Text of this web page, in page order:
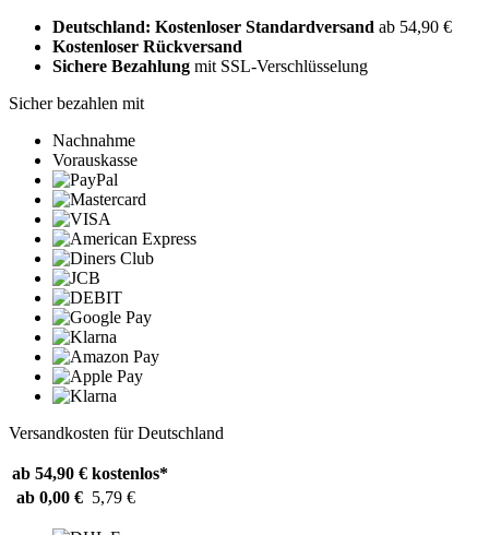
Deutschland: Kostenloser Standardversand ab 54,90 €
Kostenloser Rückversand
Sichere Bezahlung mit SSL-Verschlüsselung
Sicher bezahlen mit
Nachnahme
Vorauskasse
Versandkosten für Deutschland
ab 54,90 € kostenlos*
ab 0,00 € 5,79 €